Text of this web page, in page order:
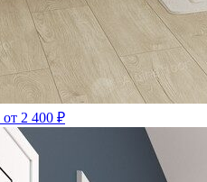
от 2 400 ₽